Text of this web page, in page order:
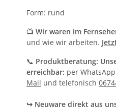
Form: rund
📺 Wir waren im
und wie wir arbeiten.
📞 Produktberatung:
erreichbar: per WhatsApp
Mail und telefonisch
↪ Neuware direkt aus